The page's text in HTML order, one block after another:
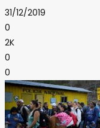
31/12/2019
0
2K
0
0